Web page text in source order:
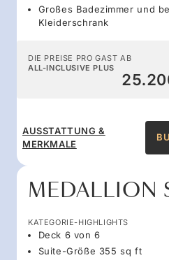
Großes Badezimmer und
Kleiderschrank
DIE PREISE PRO GAST AB
ALL-INCLUSIVE PLUS
AUSSTATTUNG &
MERKMALE
MEDALLION
KATEGORIE-HIGHLIGHTS
Deck 6 von 6
Suite-Größe 355 sq ft